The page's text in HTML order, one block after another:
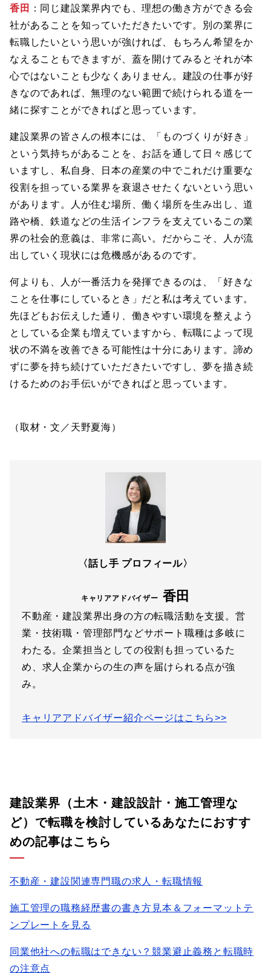
香田
：同じ建設業界内でも、理想の働き方ができる会
社があることを知っていただきたいです。別の業界に
転職したいという思いが強ければ、もちろん希望をか
なえることもできますが、蓋を開けてみるとそれが本
心ではないことも少なくありません。建設の仕事が好
きなのであれば、無理のない範囲で続けられる道を一
緒に探すことができればと思っています。
建設業界の皆さんの根本には、「ものづくりが好き」
という気持ちがあることを、お話を通して日々感じて
いますし、私自身、日本の産業の中でこれだけ重要な
役割を担っている業界を衰退させたくないという思い
があります。人が住む場所、働く場所を生み出し、道
路や橋、鉄道などの生活インフラを支えているこの業
界の社会的意義は、非常に高い。だからこそ、人が流
出していく現状には危機感があるのです。
何よりも、人が一番活力を発揮できるのは、「好きな
ことを仕事にしているとき」だと私は考えています。
先ほどもお伝えした通り、働きやすい環境を整えよう
としている企業も増えていますから、転職によって現
状の不満を改善できる可能性は十分にあります。諦め
ずに夢を持ち続けていただきたいですし、夢を描き続
けるためのお手伝いができればと思っています。
（取材・文／天野夏海）
〈話し手 プロフィール〉
キャリアアドバイザー 香田
不動産・建設業界出身の方の転職活動を支援。営
業・技術職・管理部門などサポート職種は多岐に
わたる。企業担当としての役割も担っているた
め、求人企業からの生の声を届けられる点が強
み。
キャリアアドバイザー紹介ページはこちら>>
建設業界（土木・建設設計・施工管理な
ど）で転職を検討しているあなたにおすす
めの記事はこちら
不動産・建設関連専門職の求人・転職情報
施工管理の職務経歴書の書き方見本＆フォーマットテ
ンプレートを見る
同業他社への転職はできない？競業避止義務と転職時
の注意点